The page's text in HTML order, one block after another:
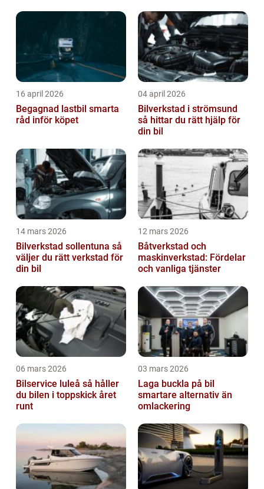
16 april 2026
Begagnad lastbil smarta
råd inför köpet
04 april 2026
Bilverkstad i strömsund
så hittar du rätt hjälp för
din bil
14 mars 2026
Bilverkstad sollentuna så
väljer du rätt verkstad för
din bil
12 mars 2026
Båtverkstad och
maskinverkstad: Fördelar
och vanliga tjänster
06 mars 2026
Bilservice luleå så håller
du bilen i toppskick året
runt
03 mars 2026
Laga buckla på bil
smartare alternativ än
omlackering